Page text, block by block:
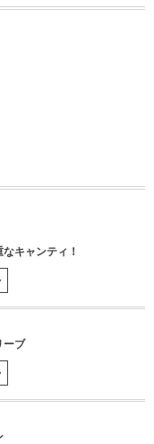
キャンティ！
ーブ